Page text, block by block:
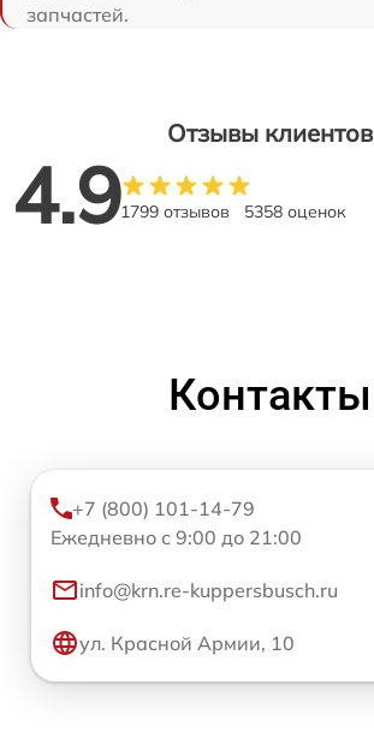
запчастей.
Отзывы клиентов
4.91799 отзывов 5358 оценок
Контакты
+7 (800) 101-14-79
Ежедневно с 9:00 до 21:00
info@krn.re-kuppersbusch.ru
ул. Красной Армии, 10